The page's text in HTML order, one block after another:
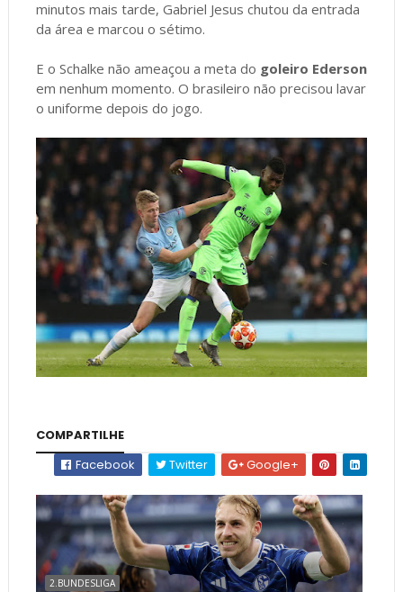
minutos mais tarde, Gabriel Jesus chutou da entrada
da área e marcou o sétimo.
E o Schalke não ameaçou a meta do goleiro Ederson
em nenhum momento. O brasileiro não precisou lavar
o uniforme depois do jogo.
COMPARTILHE
Facebook
Twitter Google+
2.BUNDESLIGA